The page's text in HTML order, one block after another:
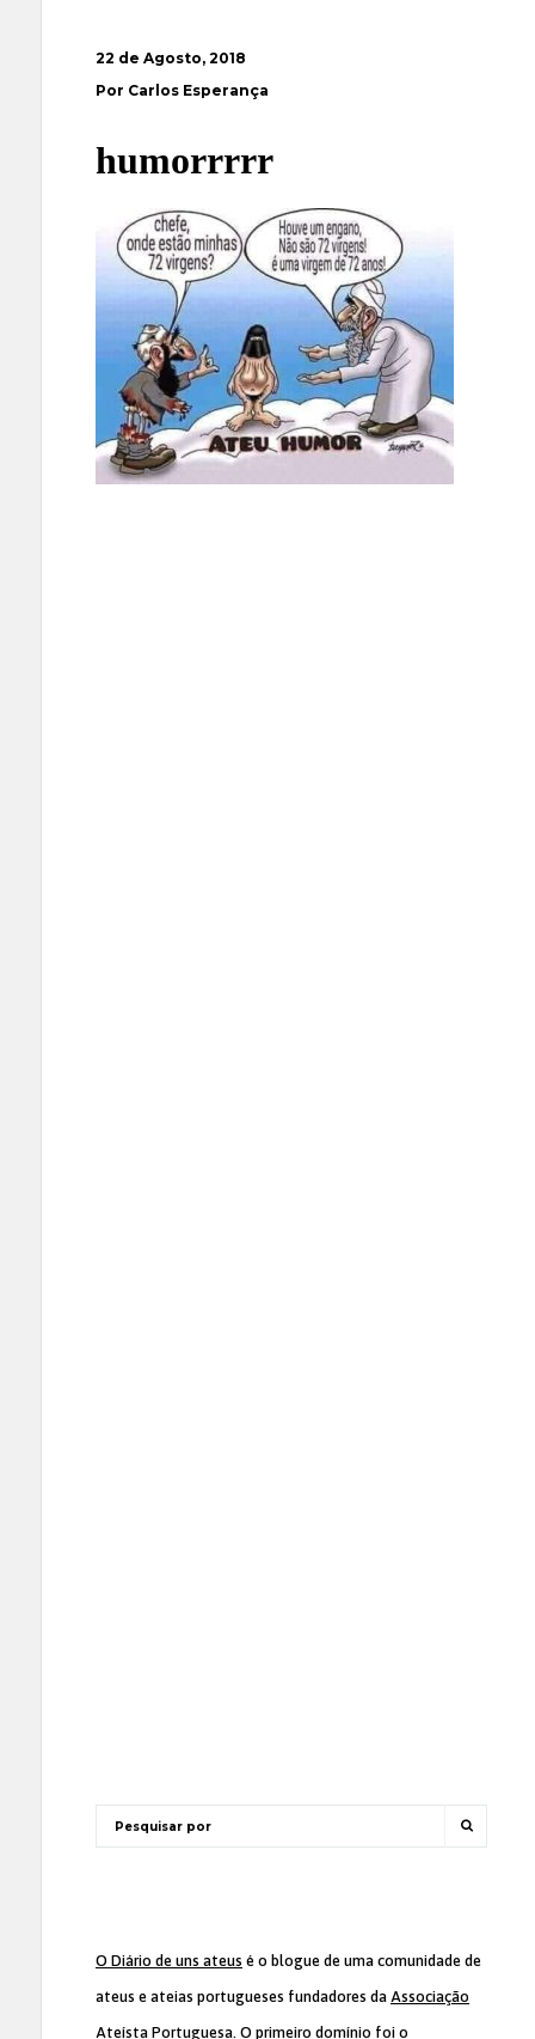
22 de Agosto, 2018
Por Carlos Esperança
humorrrrr
O Diário de uns ateus é o blogue de uma comunidade de
ateus e ateias portugueses fundadores da Associação
Ateísta Portuguesa. O primeiro domínio foi o